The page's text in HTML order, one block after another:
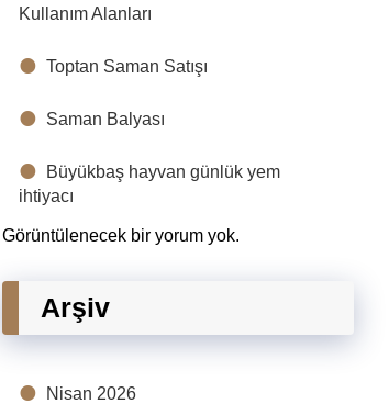
Kullanım Alanları
Toptan Saman Satışı
Saman Balyası
Büyükbaş hayvan günlük yem
ihtiyacı
Görüntülenecek bir yorum yok.
Arşiv
Nisan 2026